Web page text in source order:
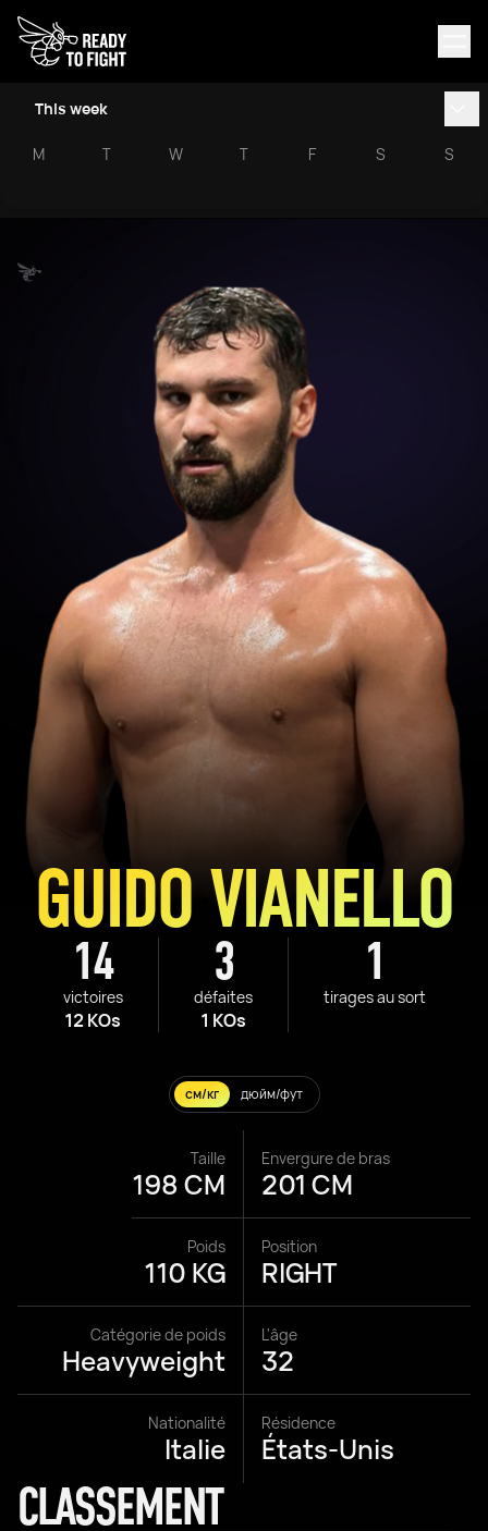
This week
M T W T F S S
14
victoires
12 KOs
3
défaites
1 KOs
1
tirages au sort
GUIDO VIANELLO
см/кг дюйм/фут
Taille
198 CM
Envergure de bras
201 CM
Poids
110 KG
Position
RIGHT
Catégorie de poids
Heavyweight
L'âge
32
Nationalité
Italie
Résidence
États-Unis
CLASSEMENT